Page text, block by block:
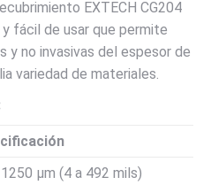
EXTECH CG204
fácil de usar que permite
y no invasivas del espesor de
variedad de materiales.
µm (4 a 492 mils)